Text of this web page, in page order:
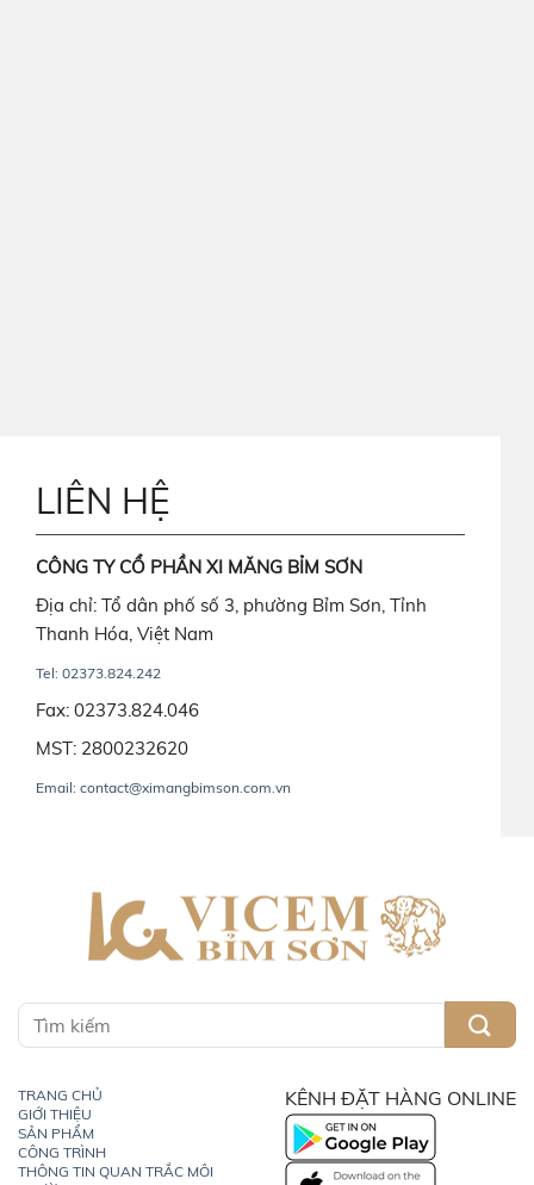
LIÊN HỆ
CÔNG TY CỔ PHẦN XI MĂNG BỈM SƠN
Địa chỉ: Tổ dân phố số 3, phường Bỉm Sơn, Tỉnh
Thanh Hóa, Việt Nam
Tel: 02373.824.242
Fax: 02373.824.046
MST: 2800232620
Email: contact@ximangbimson.com.vn
TRANG CHỦ
GIỚI THIỆU
SẢN PHẨM
CÔNG TRÌNH
THÔNG TIN QUAN TRẮC MÔI
KÊNH ĐẶT HÀNG ONLINE